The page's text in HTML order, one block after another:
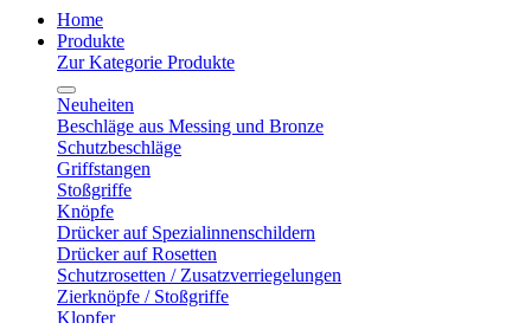
Home
Produkte
Zur Kategorie Produkte
Neuheiten
Beschläge aus Messing und Bronze
Schutzbeschläge
Griffstangen
Stoßgriffe
Knöpfe
Drücker auf Spezialinnenschildern
Drücker auf Rosetten
Schutzrosetten / Zusatzverriegelungen
Zierknöpfe / Stoßgriffe
Klopfer